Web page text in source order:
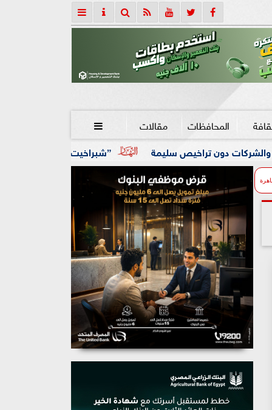
المحافظات مقالات 
”شبراخيت وبدر” ضمن أفضل 10 وحدات محلية على مستوى الجمهورية بالدورة الخامسة لجائزة مصر للتميز الحكومي سليمة